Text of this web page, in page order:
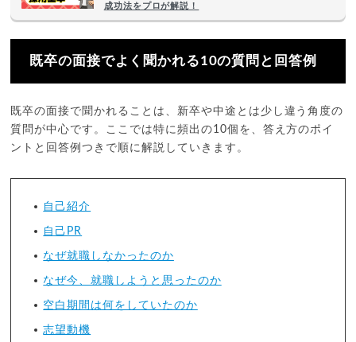
成功法をプロが解説！
既卒の面接でよく聞かれる10の質問と回答例
既卒の面接で聞かれることは、新卒や中途とは少し違う角度の
質問が中心です。ここでは特に頻出の10個を、答え方のポイ
ントと回答例つきで順に解説していきます。
自己紹介
自己PR
なぜ就職しなかったのか
なぜ今、就職しようと思ったのか
空白期間は何をしていたのか
志望動機